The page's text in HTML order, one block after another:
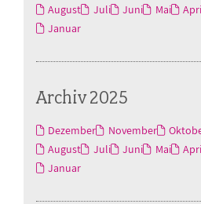
August Juli Juni Mai
Januar
Archiv 2025
Dezember November
August
Juli Juni Mai
Januar